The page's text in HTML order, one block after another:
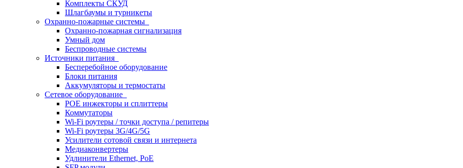
Комплекты СКУД
Шлагбаумы и турникеты
Охранно-пожарные системы
Охранно-пожарная сигнализация
Умный дом
Беспроводные системы
Источники питания
Бесперебойное оборудование
Блоки питания
Аккумуляторы и термостаты
Сетевое оборудование
POE инжекторы и сплиттеры
Коммутаторы
Wi-Fi роутеры / точки доступа / репитеры
Wi-Fi роутеры 3G/4G/5G
Усилители сотовой связи и интернета
Медиаконвертеры
Удлинители Ethernet, PoE